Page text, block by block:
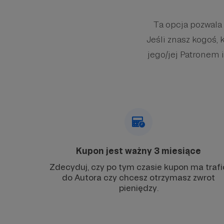
Ta opcja
Jeśli znasz kogoś,
jego/jej Patronem
Kupon jest ważny 3 miesiące
Zdecyduj, czy po tym czasie kupon ma
do Autora czy chcesz otrzymasz zwrot
pieniędzy.